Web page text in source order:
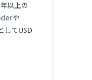
以上の
や
してUSD